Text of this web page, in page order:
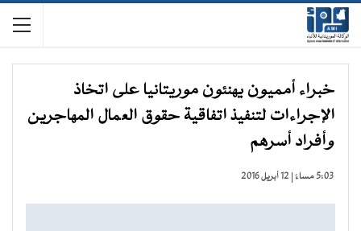
خبراء أمميون يهنئون موريتانيا على اتخاذ
الإجراءات لتنفيذ اتفاقية حقوق العمال المهاجرين
وأفراد أسرهم
5:03 مساءً | 12 أبريل 2016